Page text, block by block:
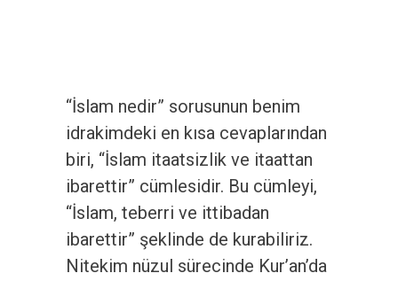
“İslam nedir” sorusunun benim
idrakimdeki en kısa cevaplarından
biri, “İslam itaatsizlik ve itaattan
ibarettir” cümlesidir. Bu cümleyi,
“İslam, teberri ve ittibadan
ibarettir” şeklinde de kurabiliriz.
Nitekim nüzul sürecinde Kur’an’da